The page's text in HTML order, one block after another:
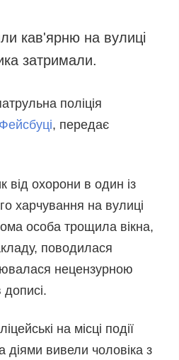
Запобігання та
протидія
Політика
конфіденційності
та захисту
ЗВІТИ
РЕДАКЦІЙНИЙ
КОДЕКС
Розсилки
ПОСЛУГИ
Фотобанк
Пресцентр
кав'ярню на вулиці
затримали.
поліція
Фейсбуці, передає
охорони в один із
харчування на вулиці
особа трощила вікна,
поводилася
нецензурною
на місці події
вивели чоловіка з